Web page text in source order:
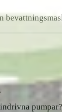
pumpar?